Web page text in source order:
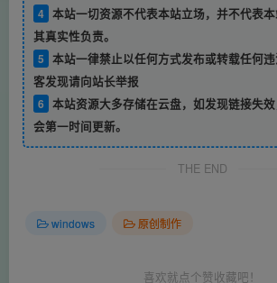
4 本站一切资源不代表本站立场，并不代表
其真实性负责。
5 本站一律禁止以任何方式发布或转载任何
客发现请向站长举报
6 本站资源大多存储在云盘，如发现链接失
会第一时间更新。
THE END
windows 原创制作
喜欢就点个赞收藏吧！